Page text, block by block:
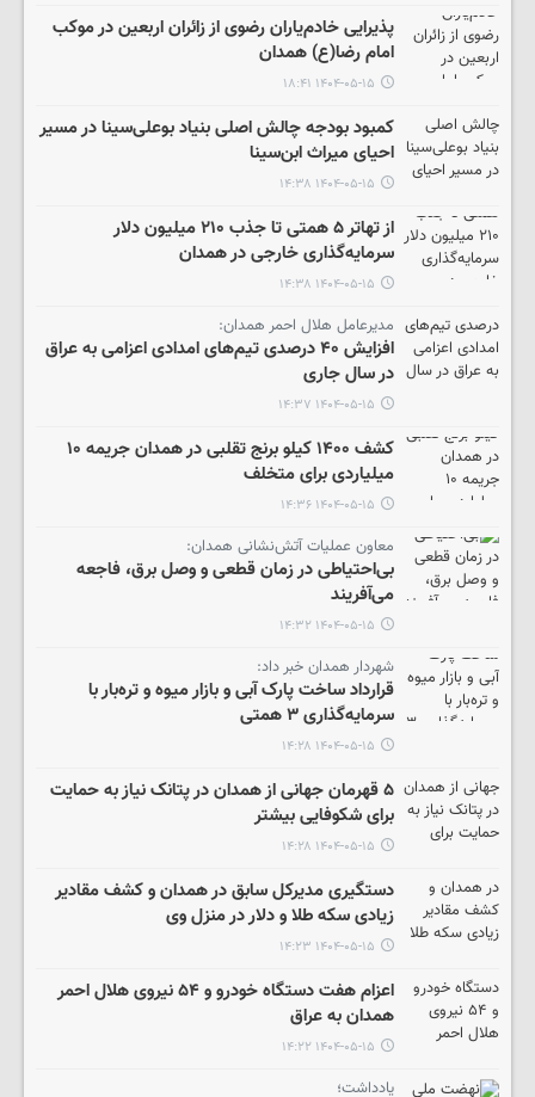
پذیرایی خادم‌یاران رضوی از زائران اربعین در موکب
امام رضا(ع) همدان
۱۴۰۴-۰۵-۱۵ ۱۸:۴۱
کمبود بودجه چالش اصلی بنیاد بوعلی‌سینا در مسیر
احیای میراث ابن‌سینا
۱۴۰۴-۰۵-۱۵ ۱۴:۳۸
از تهاتر ۵ همتی تا جذب ۲۱۰ میلیون دلار
سرمایه‌گذاری خارجی در همدان
۱۴۰۴-۰۵-۱۵ ۱۴:۳۸
مدیرعامل هلال احمر همدان:
افزایش ۴۰ درصدی تیم‌های امدادی اعزامی به عراق
در سال جاری
۱۴۰۴-۰۵-۱۵ ۱۴:۳۷
کشف ۱۴۰۰ کیلو برنج تقلبی در همدان جریمه ۱۰
میلیاردی برای متخلف
۱۴۰۴-۰۵-۱۵ ۱۴:۳۶
معاون عملیات آتش‌نشانی همدان:
بی‌احتیاطی در زمان قطعی و وصل برق، فاجعه
می‌آفریند
۱۴۰۴-۰۵-۱۵ ۱۴:۳۲
شهردار همدان خبر داد:
قرارداد ساخت پارک آبی و بازار میوه و تره‌بار با
سرمایه‌گذاری ۳ همتی
۱۴۰۴-۰۵-۱۵ ۱۴:۲۸
۵ قهرمان جهانی از همدان در پتانک نیاز به حمایت
برای شکوفایی بیشتر
۱۴۰۴-۰۵-۱۵ ۱۴:۲۸
دستگیری مدیرکل سابق در همدان و کشف مقادیر
زیادی سکه طلا و دلار در منزل وی
۱۴۰۴-۰۵-۱۵ ۱۴:۲۳
اعزام هفت دستگاه خودرو و ۵۴ نیروی هلال احمر
همدان به عراق
۱۴۰۴-۰۵-۱۵ ۱۴:۲۲
یادداشت؛